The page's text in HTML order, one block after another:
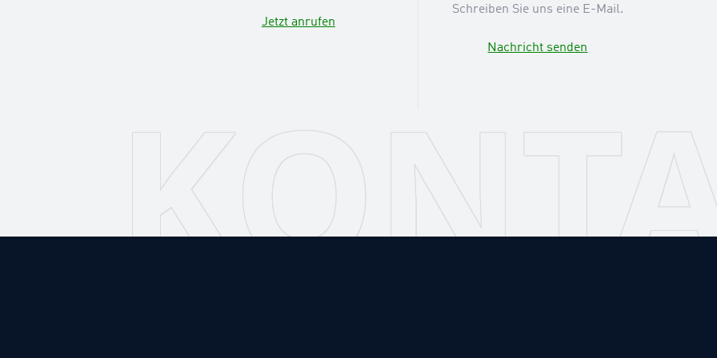
Jetzt anrufen
Schreiben Sie uns eine E-Mail.
Nachricht senden